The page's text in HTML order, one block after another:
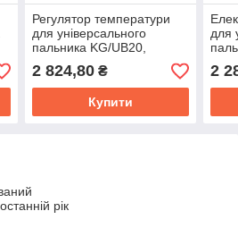
Регулятор температури
для універсального
пальника KG/UB20,
KG/UB200
2 824,80₴
Купити
для
KG/
2
рік